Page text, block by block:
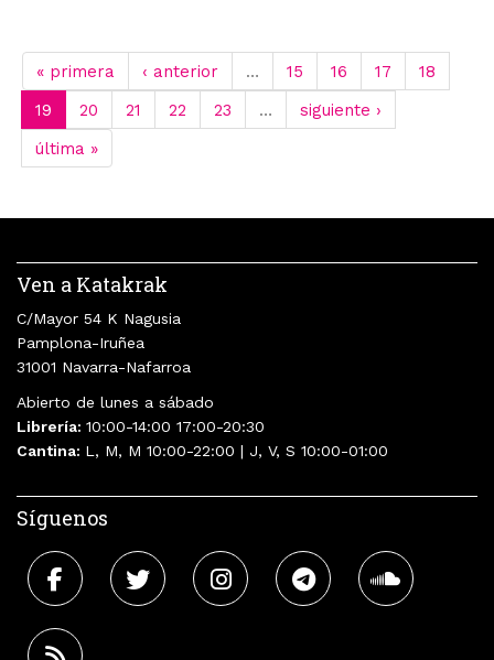
« primera ‹ anterior … 15 16 17
18
19
20 21 22 23 …
siguiente ›
última »
Ven a Katakrak
C/Mayor 54 K Nagusia
Pamplona-Iruñea
31001 Navarra-Nafarroa
Abierto de lunes a sábado
Librería: 10:00-14:00 17:00-20:30
Cantina: L, M, M 10:00-22:00 | J, V, S 10:00-01:00
Síguenos